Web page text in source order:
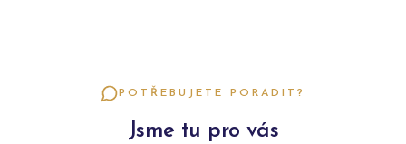
POTŘEBUJETE PORADIT?
Jsme tu pro vás